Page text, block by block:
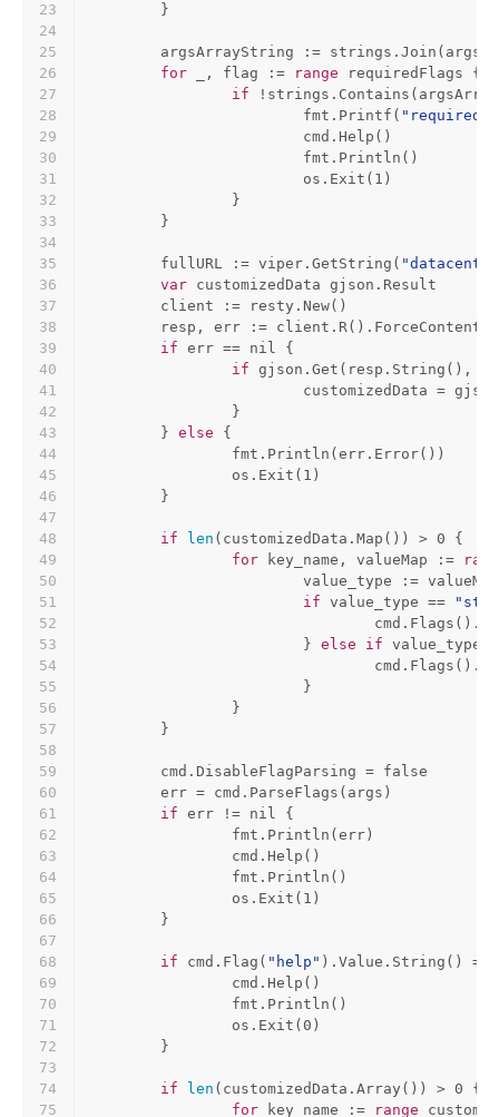
23
24
25
26
27
28
29
30
31
32
33
34
35
36
37
38
39
40
41
42
43
44
45
46
47
48
49
50
51
52
53
54
55
56
57
58
59
60
61
62
63
64
65
66
67
68
69
70
71
72
73
74
75
	}
	argsArrayString := strings.Join(args,
for _, flag := range requiredFlags {
if
			fmt.Printf(
"required
			cmd.Help()
			fmt.Println()
			os.Exit(
1 )
		}
	}
	fullURL := viper.GetString(
var customizedData gjson.Result
	client := resty.New()
resp, err :=
if err == nil {
if gjson.Get(resp.String(),
customizedData =
		}
	}
else {
		fmt.Println(err.Error())
		os.Exit(
1 )
	}
if len (customizedData.Map()) > 0 {
for key_name, valueMap :=
value_type :=
if value_type ==
			}
else if value_type
			}
		}
	}
	cmd.DisableFlagParsing =
false
	err = cmd.ParseFlags(args)
if err != nil {
		fmt.Println(err)
		cmd.Help()
		fmt.Println()
		os.Exit(
1 )
	}
if cmd.Flag( "help" ).Value.String() ==
		cmd.Help()
		fmt.Println()
		os.Exit(
0 )
	}
if len (customizedData.Array()) > 0 {
for key_name := range